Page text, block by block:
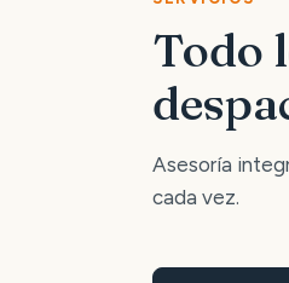
Todo
Asesoría
cada vez.